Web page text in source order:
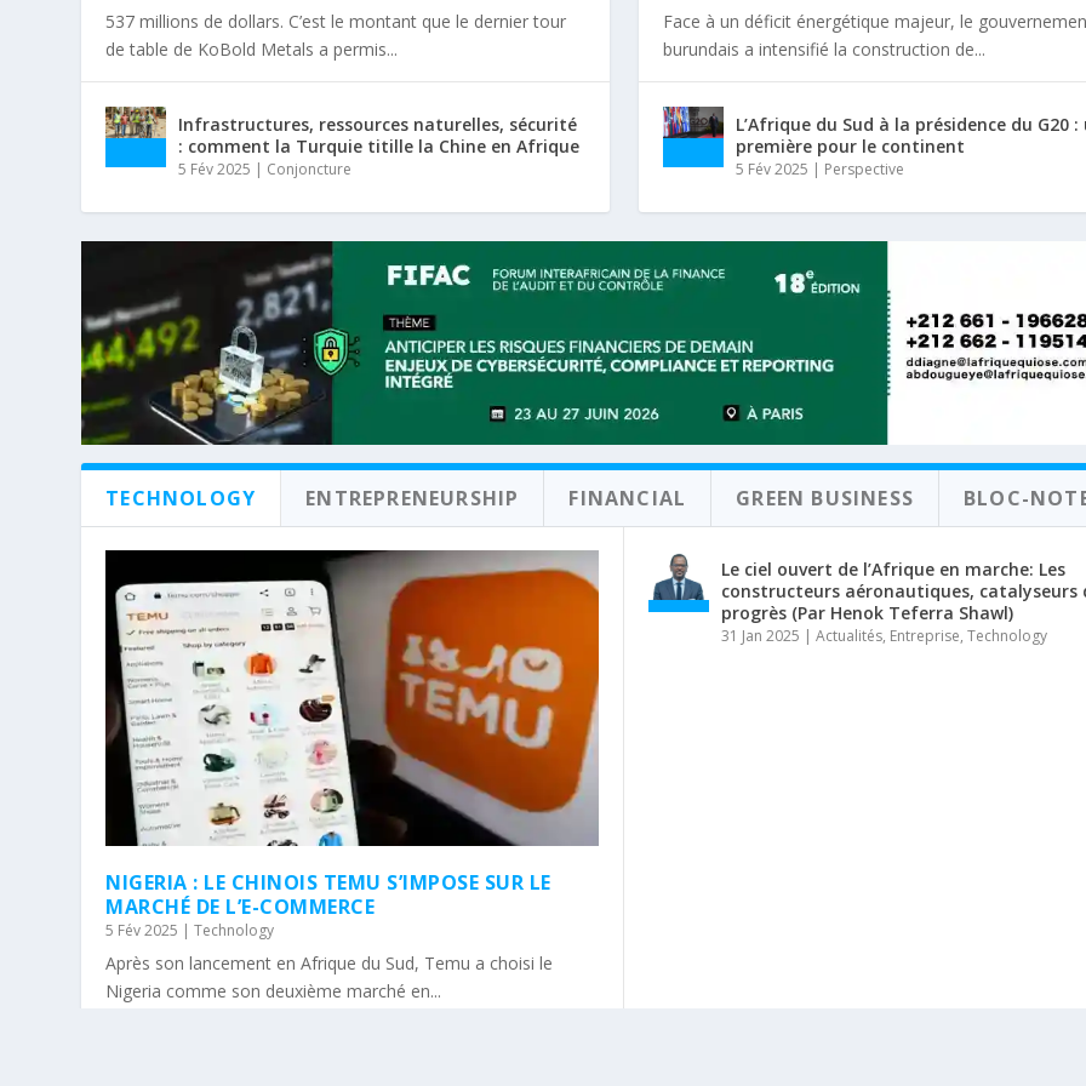
537 millions de dollars. C’est le montant que le dernier tour
de table de KoBold Metals a permis...
Infrastructures, ressources naturelles, sécurité
: comment la Turquie titille la Chine en Afrique
5 Fév 2025 | Conjoncture
Face à un déficit énergétique majeur, le
burundais a intensifié la construction de...
L’Afrique du Sud à la présidence du G20 :
première pour le continent
5 Fév 2025 | Perspective
TECHNOLOGY ENTREPRENEURSHIP FINANCIAL GREEN BUSINESS BLOC-
NIGERIA : LE CHINOIS TEMU S’IMPOSE SUR LE
MARCHÉ DE L’E-COMMERCE
5 Fév 2025 |Technology
Après son lancement en Afrique du Sud, Temu a choisi le
Nigeria comme son deuxième marché en...
Le ciel ouvert de l’Afrique en marche: Les
constructeurs aéronautiques, catalyseurs
progrès (Par Henok Teferra Shawl)
31 Jan 2025 | Actualités, Entreprise, Technology